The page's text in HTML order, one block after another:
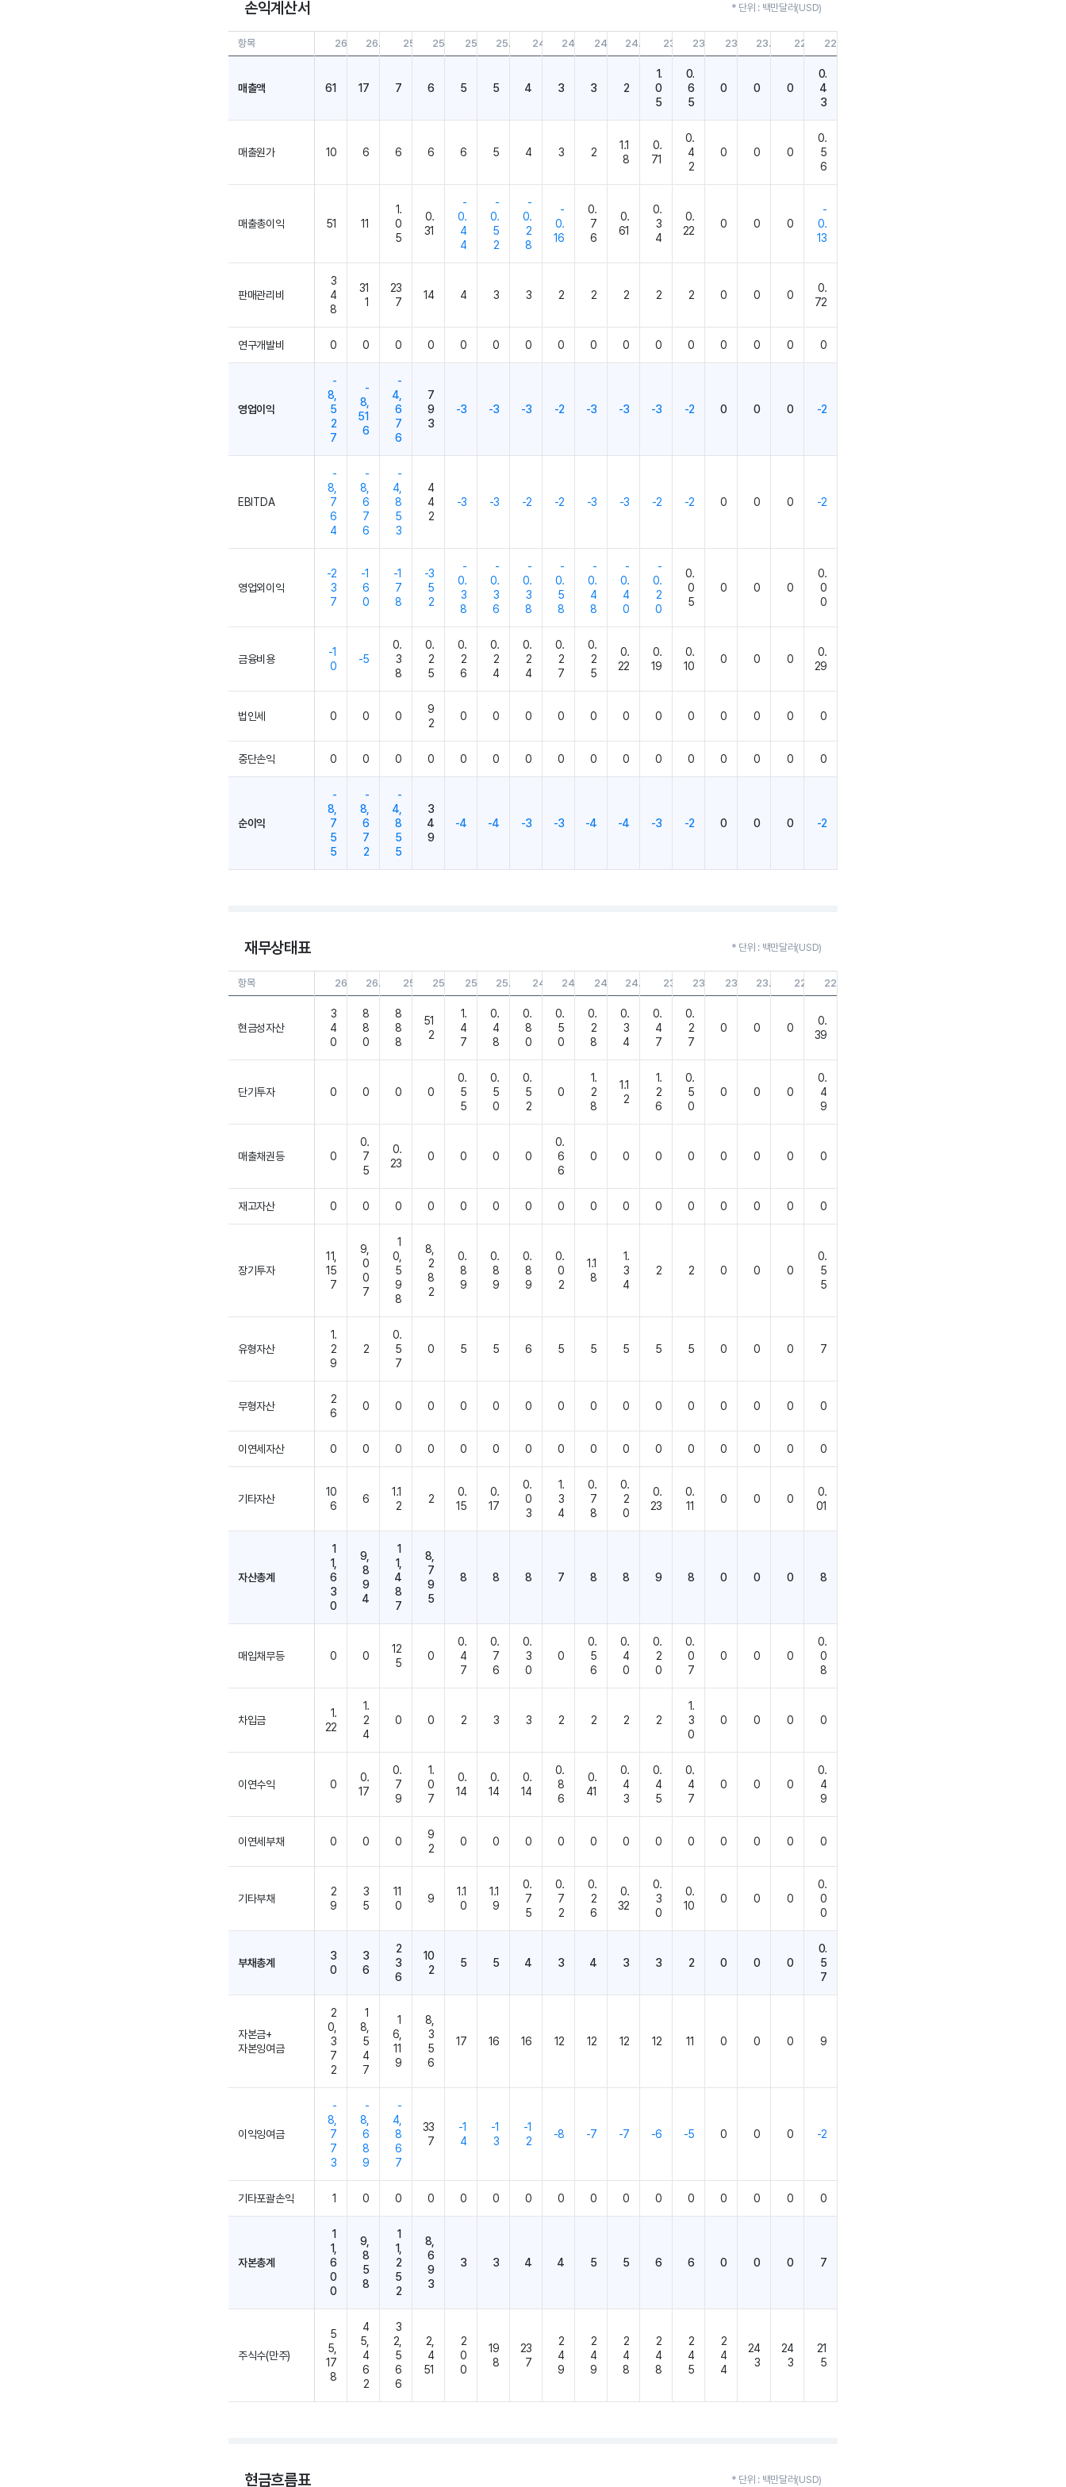
손익계산서 * 단위 : 백만달러(USD)
항목 26.05.3126.02.2825.11.3025.08.3125.05.3125.02.2824.11.3024.08.3124.05.3124.02.2923.11.3023.08.3123.05.3123.02.2822.11.3022.08.31
매출액 61 17 7 6 5 5 4 3 3 2
1.
0
5
0.
6
5
0 0 0
0.
4
3
매출원가 10 6 6 6 6 5 4 3 2
1.1
8
0.
71
0.
4
2
0 0 0
0.
5
6
매출총이익 51 11
1.
0
5
0.
31
-
0.
4
4
-
0.
5
2
-
0.
2
8
-
0.
16
0.
7
6
0.
61
0.
3
4
0.
22
0 0 0
-
0.
13
판매관리비
3
4
8
31
1
23
7
14 4 3 3 2 2 2 2 2 0 0 0
0.
72
연구개발비 0 0 0 0 0 0 0 0 0 0 0 0 0 0 0 0
영업이익
-
8,
5
2
7
-
8,
51
6
-
4,
6
7
6
7
9
3
-3 -3 -3 -2 -3 -3 -3 -2 0 0 0 -2
EBITDA
-
8,
7
6
4
-
8,
6
7
6
-
4,
8
5
3
4
4
2
-3 -3 -2 -2 -3 -3 -2 -2 0 0 0 -2
영업외이익
-2
3
7
-1
6
0
-1
7
8
-3
5
2
-
0.
3
8
-
0.
3
6
-
0.
3
8
-
0.
5
8
-
0.
4
8
-
0.
4
0
-
0.
2
0
0.
0
5
0 0 0
0.
0
0
금융비용
-1
0
-5
0.
3
8
0.
2
5
0.
2
6
0.
2
4
0.
2
4
0.
2
7
0.
2
5
0.
22
0.
19
0.
10
0 0 0
0.
29
법인세 0 0 0
9
2
0 0 0 0 0 0 0 0 0 0 0 0
중단손익 0 0 0 0 0 0 0 0 0 0 0 0 0 0 0 0
순이익
-
8,
7
5
5
-
8,
6
7
2
-
4,
8
5
5
3
4
9
-4 -4 -3 -3 -4 -4 -3 -2 0 0 0 -2
재무상태표 * 단위 : 백만달러(USD)
항목 26.05.3126.02.2825.11.3025.08.3125.05.3125.02.2824.11.3024.08.3124.05.3124.02.2923.11.3023.08.3123.05.3123.02.2822.11.3022.08.31
현금성자산
3
4
0
8
8
0
8
8
8
51
2
1.
4
7
0.
4
8
0.
8
0
0.
5
0
0.
2
8
0.
3
4
0.
4
7
0.
2
7
0 0 0
0.
39
단기투자 0 0 0 0
0.
5
5
0.
5
0
0.
5
2
0
1.
2
8
1.1
2
1.
2
6
0.
5
0
0 0 0
0.
4
9
매출채권등 0
0.
7
5
0.
23
0 0 0 0
0.
6
6
0 0 0 0 0 0 0 0
재고자산 0 0 0 0 0 0 0 0 0 0 0 0 0 0 0 0
장기투자
11,
15
7
9,
0
0
7
1
0,
5
9
8
8,
2
8
2
0.
8
9
0.
8
9
0.
8
9
0.
0
2
1.1
8
1.
3
4
2 2 0 0 0
0.
5
5
유형자산
1.
2
9
2
0.
5
7
0 5 5 6 5 5 5 5 5 0 0 0 7
무형자산
2
6
0 0 0 0 0 0 0 0 0 0 0 0 0 0 0
이연세자산 0 0 0 0 0 0 0 0 0 0 0 0 0 0 0 0
기타자산
10
6
6
1.1
2
2
0.
15
0.
17
0.
0
3
1.
3
4
0.
7
8
0.
2
0
0.
23
0.
11
0 0 0
0.
01
자산총계
1
1,
6
3
0
9,
8
9
4
1
1,
4
8
7
8,
7
9
5
8 8 8 7 8 8 9 8 0 0 0 8
매입채무등 0 0
12
5
0
0.
4
7
0.
7
6
0.
3
0
0
0.
5
6
0.
4
0
0.
2
0
0.
0
7
0 0 0
0.
0
8
차입금
1.
22
1.
2
4
0 0 2 3 3 2 2 2 2
1.
3
0
0 0 0 0
이연수익 0
0.
17
0.
7
9
1.
0
7
0.
14
0.
14
0.
14
0.
8
6
0.
41
0.
4
3
0.
4
5
0.
4
7
0 0 0
0.
4
9
이연세부채 0 0 0
9
2
0 0 0 0 0 0 0 0 0 0 0 0
기타부채
2
9
3
5
11
0
9
1.1
0
1.1
9
0.
7
5
0.
7
2
0.
2
6
0.
32
0.
3
0
0.
10
0 0 0
0.
0
0
부채총계
3
0
3
6
2
3
6
10
2
5 5 4 3 4 3 3 2 0 0 0
0.
5
7
자본금+
자본잉여금
2
0,
3
7
2
1
8,
5
4
7
1
6,
11
9
8,
3
5
6
17 16 16 12 12 12 12 11 0 0 0 9
이익잉여금
-
8,
7
7
3
-
8,
6
8
9
-
4,
8
6
7
33
7
-1
4
-1
3
-1
2
-8 -7 -7 -6 -5 0 0 0 -2
기타포괄손익 1 0 0 0 0 0 0 0 0 0 0 0 0 0 0 0
자본총계
1
1,
6
0
0
9,
8
5
8
1
1,
2
5
2
8,
6
9
3
3 3 4 4 5 5 6 6 0 0 0 7
주식수(만주)
5
5,
17
8
4
5,
4
6
2
3
2,
5
6
6
2,
4
51
2
0
0
19
8
23
7
2
4
9
2
4
9
2
4
8
2
4
8
2
4
5
2
4
4
24
3
24
3
21
5
현금흐름표 * 단위 : 백만달러(USD)